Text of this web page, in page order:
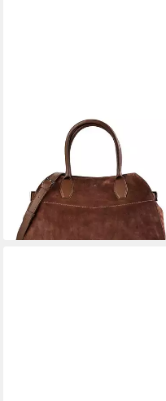
Schultertasche Liza, Leder
UVP 260,00 €
lieferbar - in 2-3 Werktagen bei dir